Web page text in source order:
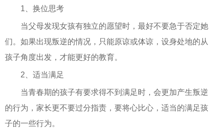
1、换位思考
当父母发现女孩有独立的愿望时，最好不要急于否定她
们。如果出现叛逆的情况，只能原谅或体谅，设身处地的从
孩子角度出发，才能更好的教育。
2、适当满足
当青春期的孩子有要求得不到满足时，会更加产生叛逆
的行为，家长更不要过分指责，要将心比心，适当的满足孩
子的一些行为。